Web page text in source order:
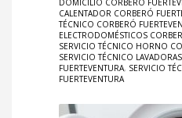
DOMICILIO CORBERÓ
CALENTADOR CORBERÓ
TÉCNICO CORBERÓ
ELECTRODOMÉSTICOS
SERVICIO TÉCNICO HORNO
SERVICIO TÉCNICO
FUERTEVENTURA, SERVICIO
FUERTEVENTURA